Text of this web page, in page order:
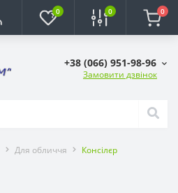
0 0 0
+38 (066) 951-98-96
Замовити дзвінок
Для обличчя Консілєр